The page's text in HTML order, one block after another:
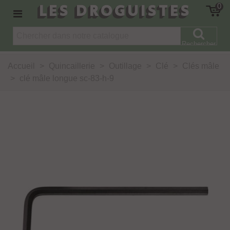
LES DROGUISTES 0
Rechercher